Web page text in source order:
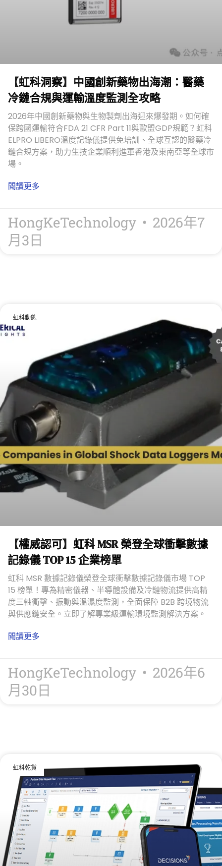
【虹科洞察】中國創新藥物出海潮：醫藥
冷鏈合規與運輸溫度監測全攻略
2026年中國創新藥物與生物製劑出海迎來爆發期。如何確
保跨國運輸符合FDA 21 CFR Part 11與歐盟GDP規範？虹科
ELPRO LIBERO溫度記錄儀提供免培訓、全球互認的醫藥冷
鏈合規方案，助力生技企業順利進軍香港及東南亞等全球市
場。
閲讀更多
HongKeTechnology
2026年7
月3日
虹科動態
【權威認可】虹科 MSR 榮登全球衝擊數據
記錄儀 TOP 15 企業榜單
虹科 MSR 數據記錄儀榮登全球衝擊數據記錄儀市場 TOP
15 榜單！專為精密儀器、半導體設備及冷鏈物流提供高精
度三軸衝擊、振動與溫濕度監測，全面保障 B2B 跨境物流
與供應鏈安全。立即了解專業級運輸環境監測解決方案。
閲讀更多
HongKeTechnology
2026年6
月30日
虹科乾貨